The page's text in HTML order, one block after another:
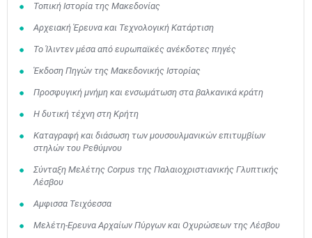
Τοπική Ιστορία της Μακεδονίας
Αρχειακή Έρευνα και Τεχνολογική Κατάρτιση
Το Ίλιντεν μέσα από ευρωπαϊκές ανέκδοτες πηγές
Έκδοση Πηγών της Μακεδονικής Ιστορίας
Προσφυγική μνήμη και ενσωμάτωση στα βαλκανικά κράτη
Η δυτική τέχνη στη Κρήτη
Καταγραφή και διάσωση των μουσουλμανικών επιτυμβίων
στηλών του Ρεθύμνου
Σύνταξη Μελέτης Corpus της Παλαιοχριστιανικής Γλυπτικής
Λέσβου
Αμφισσα Τειχόεσσα
Μελέτη-Ερευνα Αρχαίων Πύργων και Οχυρώσεων της Λέσβου